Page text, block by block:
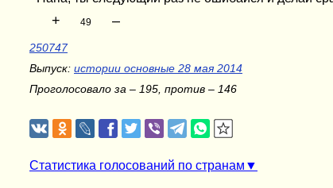
+ 49 –
250747
Выпуск: истории основные 28 мая 2014
Проголосовало за – 195, против – 146
Статистика голосований по странам